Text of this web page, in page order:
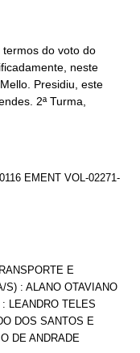
do voto do
neste
Presidiu, este
2ª Turma,
EMENT VOL-02271-
E
S) : ALANO OTAVIANO
LEANDRO TELES
DOS SANTOS E
DE ANDRADE